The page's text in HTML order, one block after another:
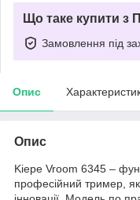
Що таке купити з
Замовлення під
Опис
Опис
Kiepe Vroom 6345 –
професійний тример,